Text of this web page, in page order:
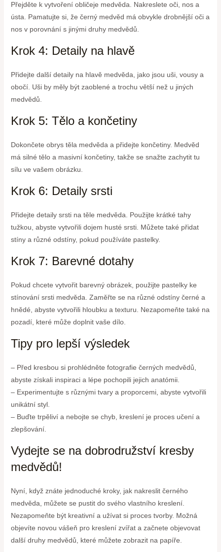
Přejděte k vytvoření obličeje medvěda. Nakreslete oči, nos a
ústa. Pamatujte si, že černý medvěd má obvykle drobnější oči a
nos v porovnání s jinými druhy medvědů.
Krok 4: Detaily na hlavě
Přidejte další detaily na hlavě medvěda, jako jsou uši, vousy a
obočí. Uši by měly být zaoblené a trochu větší než u jiných
medvědů.
Krok 5: Tělo a končetiny
Dokončete obrys těla medvěda a přidejte končetiny. Medvěd
má silné tělo a masivní končetiny, takže se snažte zachytit tu
sílu ve vašem obrázku.
Krok 6: Detaily srsti
Přidejte detaily srsti na těle medvěda. Použijte krátké tahy
tužkou, abyste vytvořili dojem husté srsti. Můžete také přidat
stíny a různé odstíny, pokud používáte pastelky.
Krok 7: Barevné dotahy
Pokud chcete vytvořit barevný obrázek, použijte pastelky ke
stínování srsti medvěda. Zaměřte se na různé odstíny černé a
hnědé, abyste vytvořili hloubku a texturu. Nezapomeňte také na
pozadí, které může doplnit vaše dílo.
Tipy pro lepší výsledek
– Před kresbou si prohlédněte fotografie černých medvědů,
abyste získali inspiraci a lépe pochopili jejich anatómii.
– Experimentujte s různými tvary a proporcemi, abyste vytvořili
unikátní styl.
– Buďte trpěliví a nebojte se chyb, kreslení je proces učení a
zlepšování.
Vydejte se na dobrodružství kresby
medvědů!
Nyní, když znáte jednoduché kroky, jak nakreslit černého
medvěda, můžete se pustit do svého vlastního kreslení.
Nezapomeňte být kreativní a užívat si proces tvorby. Možná
objevíte novou vášeň pro kreslení zvířat a začnete objevovat
další druhy medvědů, které můžete zobrazit na papíře.